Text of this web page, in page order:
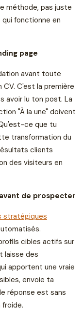
méthode, pas juste
qui fonctionne en
page
avant toute
CV. C'est la première
avoir lu ton post. La
"À la une" doivent
ce que tu
transformation du
clients
des visiteurs en
de prospecter
stratégiques
cibles actifs sur
laisse des
apportent une vraie
envoie ta
réponse est sans